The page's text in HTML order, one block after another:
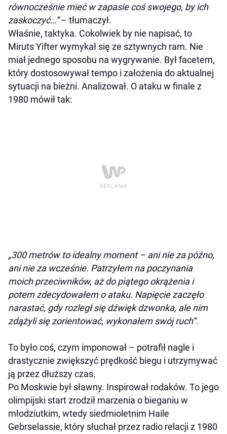
równocześnie mieć w zapasie coś swojego, by ich
zaskoczyć…”– tłumaczył.
Właśnie, taktyka. Cokolwiek by nie napisać, to
Miruts Yifter wymykał się ze sztywnych ram. Nie
miał jednego sposobu na wygrywanie. Był facetem,
który dostosowywał tempo i założenia do aktualnej
sytuacji na bieżni. Analizował. O ataku w finale z
1980 mówił tak:
„300 metrów to idealny moment – ani nie za późno,
ani nie za wcześnie. Patrzyłem na poczynania
moich przeciwników, aż do piątego okrążenia i
potem zdecydowałem o ataku. Napięcie zaczęło
narastać, gdy rozległ się dźwięk dzwonka, ale nim
zdążyli się zorientować, wykonałem swój ruch”.
To było coś, czym imponował – potrafił nagle i
drastycznie zwiększyć prędkość biegu i utrzymywać
ją przez dłuższy czas.
Po Moskwie był sławny. Inspirował rodaków. To jego
olimpijski start zrodził marzenia o bieganiu w
młodziutkim, wtedy siedmioletnim Haile
Gebrselassie, który słuchał przez radio relacji z 1980